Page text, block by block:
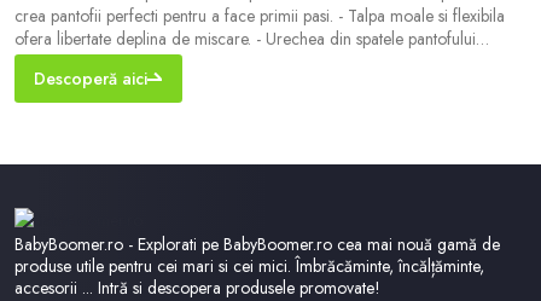
crea pantofii perfecti pentru a face primii pasi. - Talpa moale si flexibila
ofera libertate deplina de miscare. - Urechea din spatele pantofului
sprijina pozitionarea corecta a calcaiului. - Deschidere larga pentru
incaltarea usoara a pantofilor. - Bucla de la spate usureaza alunecarea
pantoful
Descoperă aici
BabyBoomer.ro - Explorati pe BabyBoomer.ro cea mai nouă gamă de
produse utile pentru cei mari si cei mici. Îmbrăcăminte, încălțăminte,
accesorii ... Intră si descopera produsele promovate!